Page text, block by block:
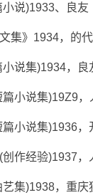
小说)1933、良友
集》1934，的代
小说集)1934，良
篇小说集)19Z9，
篇小说集)1936，
创作经验)1937，
艺集)1938，重庆